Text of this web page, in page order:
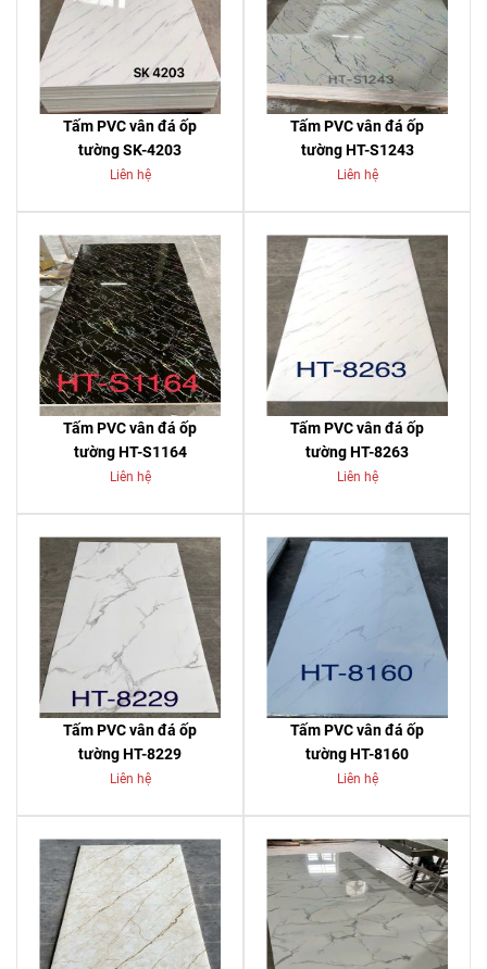
Tấm PVC vân đá ốp
tường SK-4203
Liên hệ
Tấm PVC vân đá ốp
tường HT-S1243
Liên hệ
Tấm PVC vân đá ốp
tường HT-S1164
Liên hệ
Tấm PVC vân đá ốp
tường HT-8263
Liên hệ
Tấm PVC vân đá ốp
tường HT-8229
Liên hệ
Tấm PVC vân đá ốp
tường HT-8160
Liên hệ